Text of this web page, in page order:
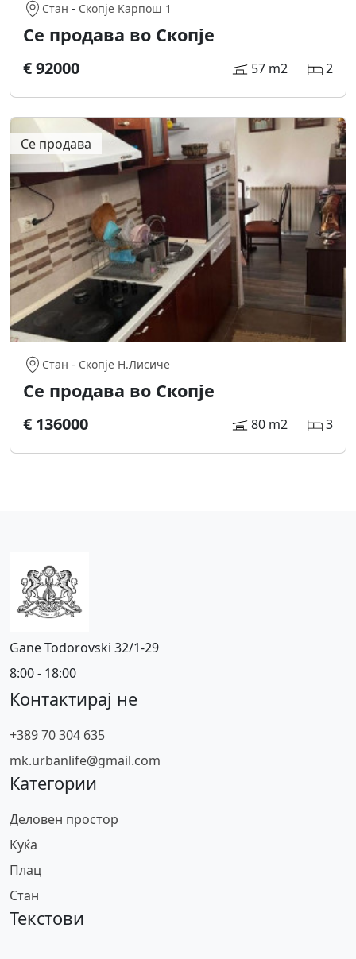
Стан - Скопје Карпош 1
Се продава во Скопје
€ 92000 57 m2 2
Се продава
Стан - Скопје Н.Лисиче
Се продава во Скопје
€ 136000 80 m2 3
Gane Todorovski 32/1-29
8:00 - 18:00
Контактирај не
+389 70 304 635
mk.urbanlife@gmail.com
Категории
Деловен простор
Куќа
Плац
Стан
Текстови